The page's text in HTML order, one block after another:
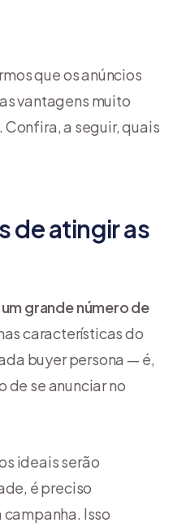
que os anúncios
vantagens muito
a seguir, quais
de atingir as
grande número de
características do
buyer persona — é,
de se anunciar no
ideais serão
é preciso
Isso